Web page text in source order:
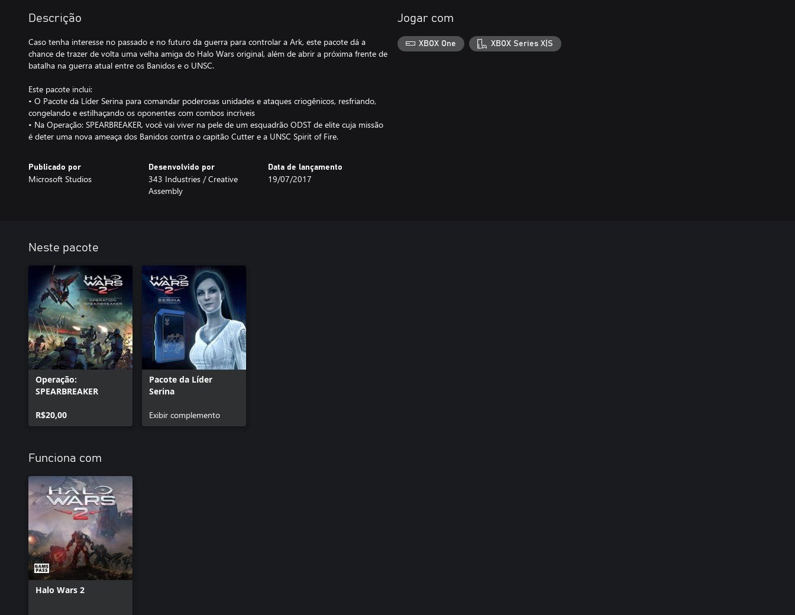
Descrição
Caso tenha interesse no passado e no futuro da guerra para controlar a Ark, este pacote dá a
chance de trazer de volta uma velha amiga do Halo Wars original, além de abrir a próxima frente de
batalha na guerra atual entre os Banidos e o UNSC.
Este pacote inclui:
• O Pacote da Líder Serina para comandar poderosas unidades e ataques criogênicos, resfriando,
congelando e estilhaçando os oponentes com combos incríveis
• Na Operação: SPEARBREAKER, você vai viver na pele de um esquadrão ODST de elite cuja missão
é deter uma nova ameaça dos Banidos contra o capitão Cutter e a UNSC Spirit of Fire.
Publicado por
Microsoft Studios
Desenvolvido por
343 Industries / Creative
Assembly
Data de lançamento
19/07/2017
Jogar com
XBOX One XBOX Series X|S
Neste pacote
Operação:
SPEARBREAKER
R$20,00
Pacote da Líder
Serina
Exibir complemento
Funciona com
Halo Wars 2